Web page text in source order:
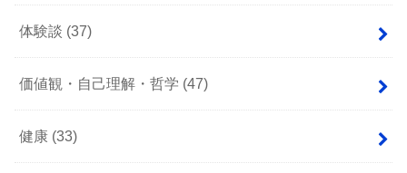
体験談 (37)
価値観・自己理解・哲学 (47)
健康 (33)